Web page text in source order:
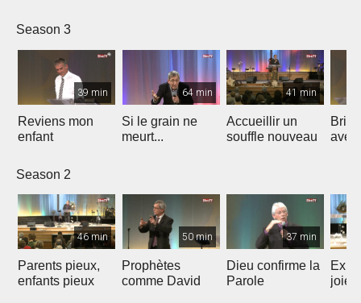
Season 3
39 min
Reviens mon
enfant
64 min
Si le grain ne
meurt...
41 min
Accueillir un
souffle nouveau
Season 2
46 min
Parents pieux,
enfants pieux
50 min
Prophètes
comme David
37 min
Dieu confirme la
Parole
joie